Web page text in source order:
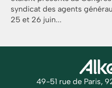
syndicat des agents
25 et 26 juin...
49-51 rue de Paris,